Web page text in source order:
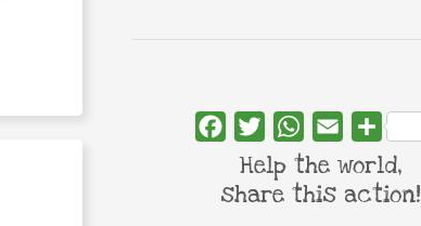
FacebookTwitterWhatsApp
Email Share
Help the world,
share this action!